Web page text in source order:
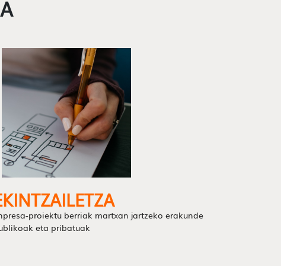
proiektu berriak martxan jartzeko erakunde
eta pribatuak